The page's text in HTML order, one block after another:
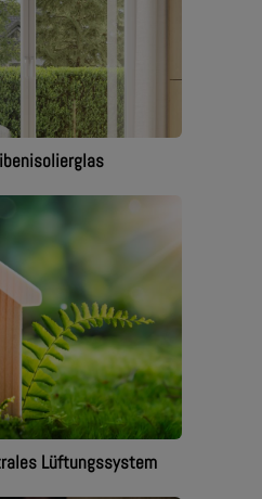
Lüftungssystem